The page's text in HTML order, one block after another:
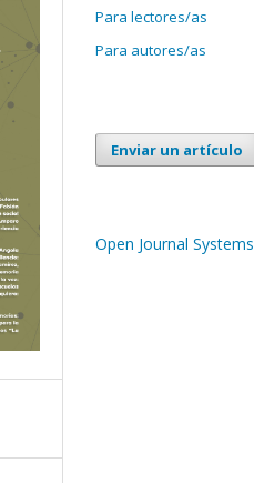
Para lectores/as
Para autores/as
Enviar un artículo
Open Journal Systems